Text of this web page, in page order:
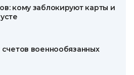
кому заблокируют карты и
военнообязанных